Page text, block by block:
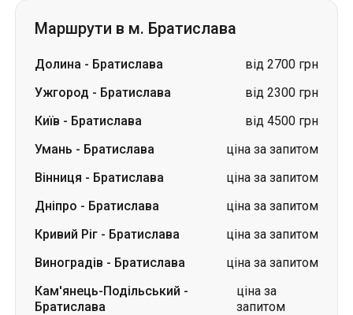
Маршрути в м. Братислава
Долина - Братислава
від 2700 грн
Ужгород - Братислава
від 2300 грн
Київ - Братислава
від 4500 грн
Умань - Братислава
ціна за запитом
Вінниця - Братислава
ціна за запитом
Дніпро - Братислава
ціна за запитом
Кривий Ріг - Братислава
ціна за запитом
Виноградів - Братислава
ціна за запитом
Кам'янець-Подільський -
Братислава
ціна за
запитом